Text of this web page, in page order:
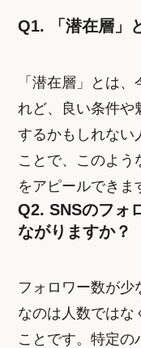
Q1. 「潜在層」
「潜在層」とは
れど、良い条件や
するかもしれない
ことで、このよう
をアピールできま
Q2. SNSのフォ
ながりますか？
フォロワー数が少
なのは人数ではな
ことです。特定の